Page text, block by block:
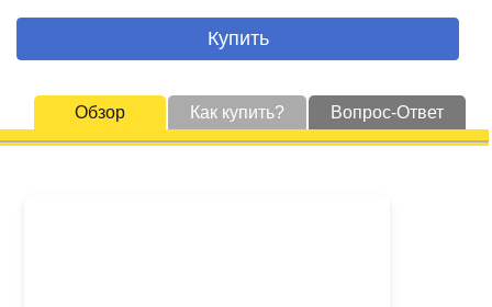
Купить
Обзор Как купить? Вопрос-Ответ